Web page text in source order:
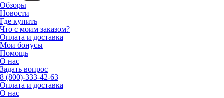
Обзоры
Новости
Где купить
Что с моим заказом?
Оплата и доставка
Мои бонусы
Помощь
О нас
Задать вопрос
8 (800)-333-42-63
Оплата и доставка
О нас